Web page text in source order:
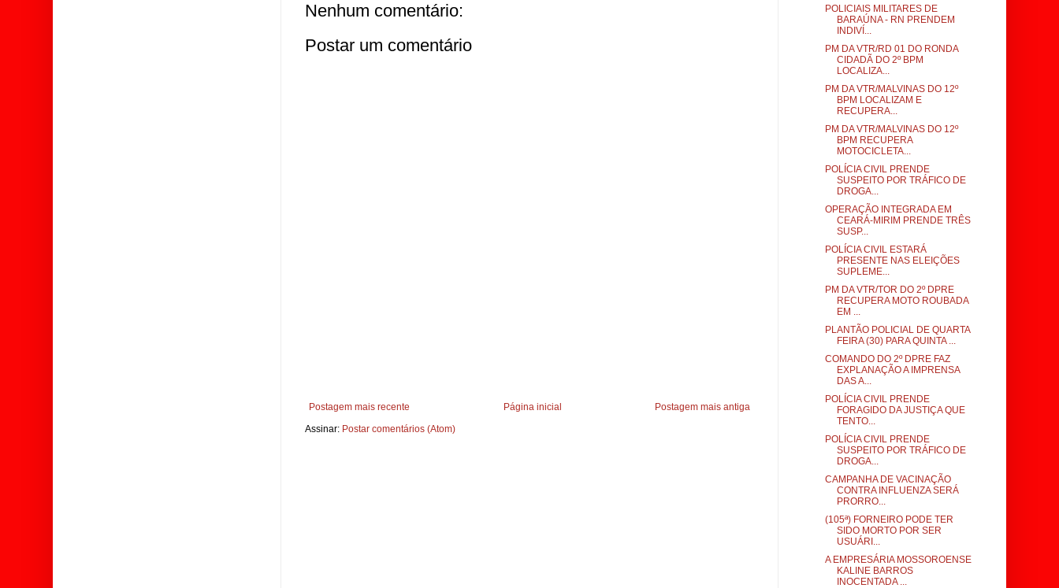
Nenhum comentário:
Postar um comentário
Postagem mais recente Postagem mais antiga
Página inicial
Assinar: Postar comentários (Atom)
POLICIAIS MILITARES DE
BARAÚNA - RN PRENDEM
INDIVÍ...
PM DA VTR/RD 01 DO RONDA
CIDADÃ DO 2º BPM
LOCALIZA...
PM DA VTR/MALVINAS DO 12º
BPM LOCALIZAM E
RECUPERA...
PM DA VTR/MALVINAS DO 12º
BPM RECUPERA
MOTOCICLETA...
POLÍCIA CIVIL PRENDE
SUSPEITO POR TRÁFICO DE
DROGA...
OPERAÇÃO INTEGRADA EM
CEARÁ-MIRIM PRENDE TRÊS
SUSP...
POLÍCIA CIVIL ESTARÁ
PRESENTE NAS ELEIÇÕES
SUPLEME...
PM DA VTR/TOR DO 2º DPRE
RECUPERA MOTO ROUBADA
EM ...
PLANTÃO POLICIAL DE QUARTA
FEIRA (30) PARA QUINTA ...
COMANDO DO 2º DPRE FAZ
EXPLANAÇÃO A IMPRENSA
DAS A...
POLÍCIA CIVIL PRENDE
FORAGIDO DA JUSTIÇA QUE
TENTO...
POLÍCIA CIVIL PRENDE
SUSPEITO POR TRÁFICO DE
DROGA...
CAMPANHA DE VACINAÇÃO
CONTRA INFLUENZA SERÁ
PRORRO...
(105ª) FORNEIRO PODE TER
SIDO MORTO POR SER
USUÁRI...
A EMPRESÁRIA MOSSOROENSE
KALINE BARROS
INOCENTADA ...